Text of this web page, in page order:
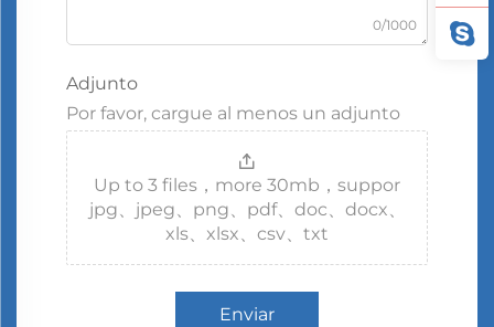
0/1000
Adjunto
Por favor, cargue al menos un adjunto
Up to 3 files，more 30mb，suppor
jpg、jpeg、png、pdf、doc、docx、
xls、xlsx、csv、txt
Enviar